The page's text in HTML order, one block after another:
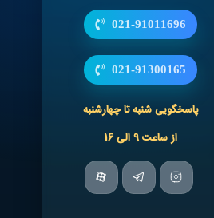
021-91011696
021-91300165
پاسخگویی شنبه تا چهارشنبه
از ساعت 9 الی 16